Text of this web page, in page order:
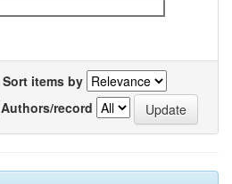
Sort items by
Authors/record